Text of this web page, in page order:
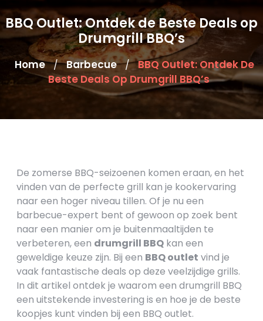
BBQ Outlet: Ontdek de Beste Deals op
Drumgrill BBQ’s
Home / Barbecue / BBQ Outlet: Ontdek De
Beste Deals Op Drumgrill BBQ’s
De zomerse BBQ-seizoenen komen eraan, en het
vinden van de perfecte grill kan je kookervaring
naar een hoger niveau tillen. Of je nu een
barbecue-expert bent of gewoon op zoek bent
naar een manier om je buitenmaaltijden te
verbeteren, een drumgrill BBQ kan een
geweldige keuze zijn. Bij een BBQ outlet vind je
vaak fantastische deals op deze veelzijdige grills.
In dit artikel ontdek je waarom een drumgrill BBQ
een uitstekende investering is en hoe je de beste
koopjes kunt vinden bij een BBQ outlet.